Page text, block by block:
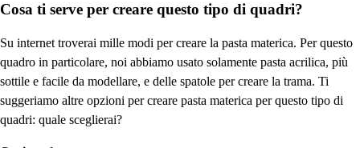
Cosa ti serve per creare questo tipo di quadri?
Su internet troverai mille modi per creare la pasta materica. Per questo
quadro in particolare, noi abbiamo usato solamente pasta acrilica, più
sottile e facile da modellare, e delle spatole per creare la trama. Ti
suggeriamo altre opzioni per creare pasta materica per questo tipo di
quadri: quale sceglierai?